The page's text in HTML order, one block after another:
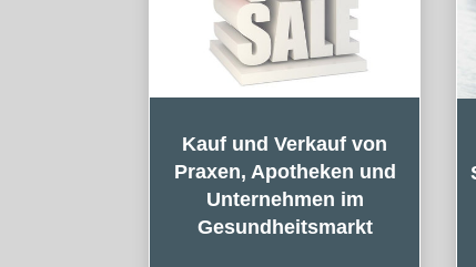
Kauf und Verkauf von
Praxen, Apotheken und
Unternehmen im
Gesundheitsmarkt